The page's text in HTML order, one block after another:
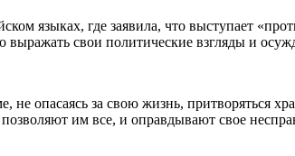
языках, где заявила, что выступает
выражать свои политические взгляды и
опасаясь за свою жизнь, притворяться
им все, и оправдывают свое